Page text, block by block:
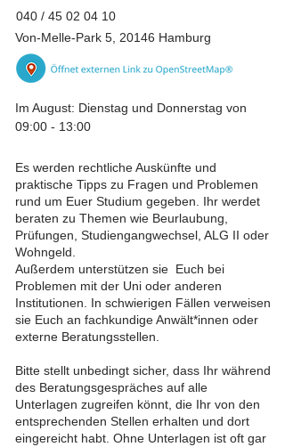
040 / 45 02 04 10
Von-Melle-Park 5, 20146 Hamburg
Im August: Dienstag und Donnerstag von
09:00 - 13:00
Es werden rechtliche Auskünfte und
praktische Tipps zu Fragen und Problemen
rund um Euer Studium gegeben. Ihr werdet
beraten zu Themen wie Beurlaubung,
Prüfungen, Studiengangwechsel, ALG II oder
Wohngeld.
Außerdem unterstützen sie Euch bei
Problemen mit der Uni oder anderen
Institutionen. In schwierigen Fällen verweisen
sie Euch an fachkundige Anwält*innen oder
externe Beratungsstellen.
Bitte stellt unbedingt sicher, dass Ihr während
des Beratungsgespräches auf alle
Unterlagen zugreifen könnt, die Ihr von den
entsprechenden Stellen erhalten und dort
eingereicht habt. Ohne Unterlagen ist oft gar